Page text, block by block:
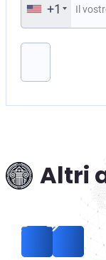
+1
Si prega di
Altri